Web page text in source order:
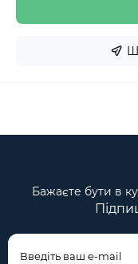
Бажаєте бути в